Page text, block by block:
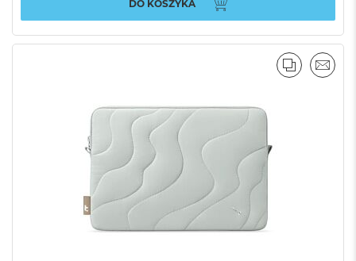
DO KOSZYKA